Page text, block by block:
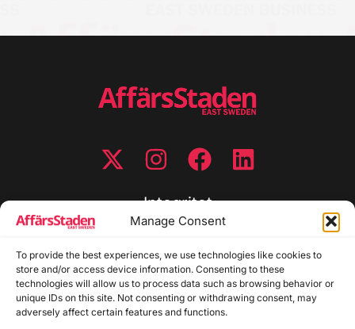
Manage Consent
To provide the best experiences, we use technologies like cookies to
store and/or access device information. Consenting to these
technologies will allow us to process data such as browsing behavior or
unique IDs on this site. Not consenting or withdrawing consent, may
adversely affect certain features and functions.
Integritet
Cookiepolicy
Disclaimer
Redaktionell policy
Utgivarinformation